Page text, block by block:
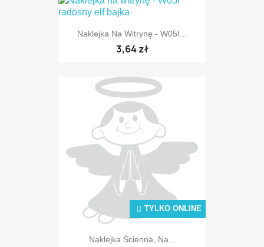
TYLKO ONLINE
Naklejka Na Witrynę - W05I...
3,64 zł
TYLKO ONLINE
Naklejka Ścienna, Na...
TYLKO ONLINE